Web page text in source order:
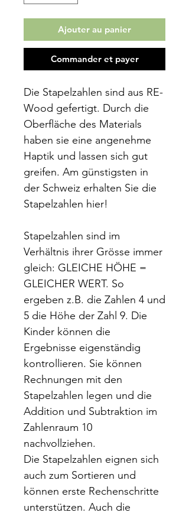
Ajouter au panier
Commander et payer
Die Stapelzahlen sind aus RE-
Wood gefertigt. Durch die
Oberfläche des Materials
haben sie eine angenehme
Haptik und lassen sich gut
greifen. Am günstigsten in
der Schweiz erhalten Sie die
Stapelzahlen hier!
Stapelzahlen sind im
Verhältnis ihrer Grösse immer
gleich: GLEICHE HÖHE =
GLEICHER WERT. So
ergeben z.B. die Zahlen 4 und
5 die Höhe der Zahl 9. Die
Kinder können die
Ergebnisse eigenständig
kontrollieren. Sie können
Rechnungen mit den
Stapelzahlen legen und die
Addition und Subtraktion im
Zahlenraum 10
nachvollziehen.
Die Stapelzahlen eignen sich
auch zum Sortieren und
können erste Rechenschritte
unterstützen. Auch die